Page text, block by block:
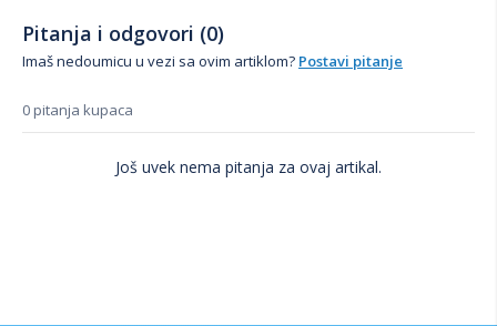
Pitanja i odgovori (0)
Imaš nedoumicu u vezi sa ovim artiklom? Postavi pitanje
0 pitanja kupaca
Još uvek nema pitanja za ovaj artikal.